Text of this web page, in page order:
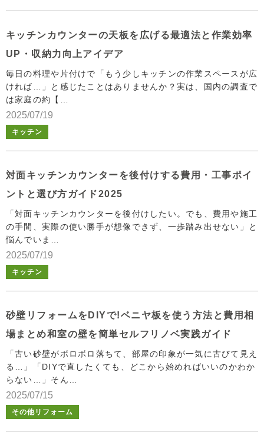
2025/07/19
キッチン
キッチンカウンターの天板を広げる最適法と作業効率
UP・収納力向上アイデア
毎日の料理や片付けで「もう少しキッチンの作業スペースが広
ければ…」と感じたことはありませんか？実は、国内の調査で
は家庭の約【…
2025/07/19
キッチン
対面キッチンカウンターを後付けする費用・工事ポイ
ントと選び方ガイド2025
「対面キッチンカウンターを後付けしたい。でも、費用や施工
の手間、実際の使い勝手が想像できず、一歩踏み出せない」と
悩んでいま…
2025/07/15
その他リフォーム
砂壁リフォームをDIYで!ベニヤ板を使う方法と費用相
場まとめ和室の壁を簡単セルフリノベ実践ガイド
「古い砂壁がボロボロ落ちて、部屋の印象が一気に古びて見え
る…」「DIYで直したくても、どこから始めればいいのかわか
らない…」そん…